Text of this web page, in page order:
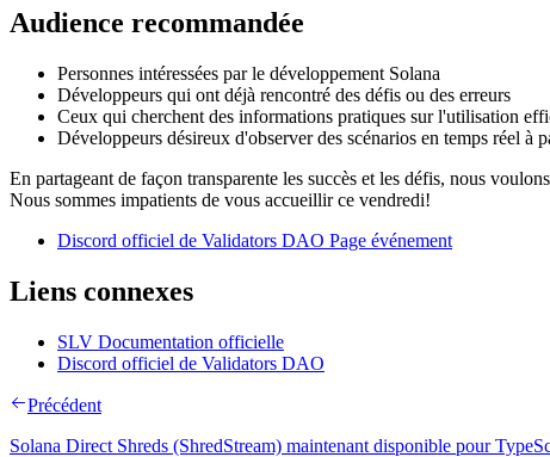
Audience recommandée
Personnes intéressées par le développement Solana
Développeurs qui ont déjà rencontré des défis ou des erreurs
Ceux qui cherchent des informations pratiques sur l'utilisation
Développeurs désireux d'observer des scénarios en temps réel à
En partageant de façon transparente les succès et les défis, nous
Nous sommes impatients de vous accueillir ce vendredi!
Discord officiel de Validators DAO Page événement
Liens connexes
SLV Documentation officielle
Discord officiel de Validators DAO
Précédent
Solana Direct Shreds (ShredStream) maintenant disponible pour